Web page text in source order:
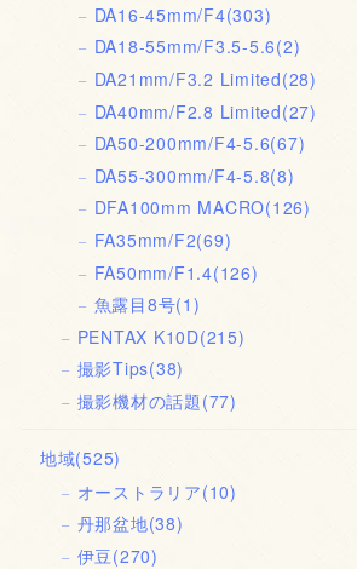
DA16-45mm/F4(303)
DA18-55mm/F3.5-5.6(2)
DA21mm/F3.2 Limited(28)
DA40mm/F2.8 Limited(27)
DA50-200mm/F4-5.6(67)
DA55-300mm/F4-5.8(8)
DFA100mm MACRO(126)
FA35mm/F2(69)
FA50mm/F1.4(126)
魚露目8号(1)
PENTAX K10D(215)
撮影Tips(38)
撮影機材の話題 (77)
地域(525)
オーストラリア(10)
丹那盆地(38)
伊豆(270)